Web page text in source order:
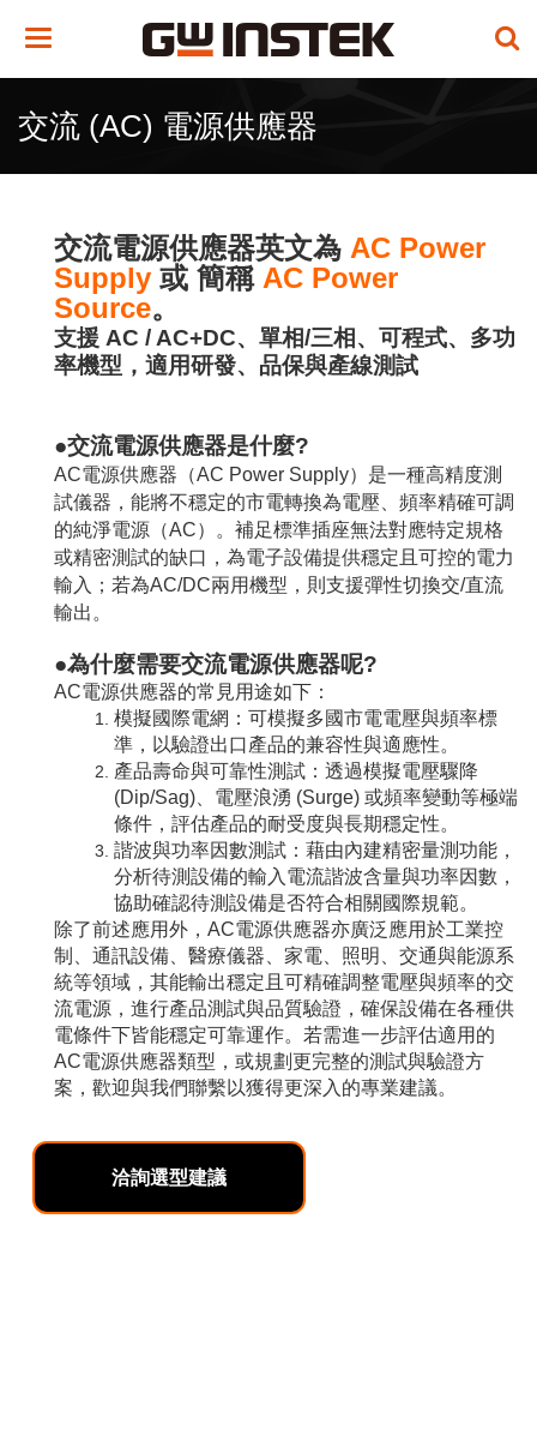
Toggle
交流 (AC) 電源供應器
交流電源供應器英文為 AC Power
Supply 或 簡稱 AC Power
Source。
支援 AC / AC+DC、單相/三相、可程式、多功
率機型，適用研發、品保與產線測試
●交流電源供應器是什麼?
AC電源供應器（AC Power Supply）是一種高精度測
試儀器，能將不穩定的市電轉換為電壓、頻率精確可調
的純淨電源（AC）。補足標準插座無法對應特定規格
或精密測試的缺口，為電子設備提供穩定且可控的電力
輸入；若為AC/DC兩用機型，則支援彈性切換交/直流
輸出。
●為什麼需要交流電源供應器呢?
AC電源供應器的常見用途如下：
模擬國際電網：可模擬多國市電電壓與頻率標
準，以驗證出口產品的兼容性與適應性。
產品壽命與可靠性測試：透過模擬電壓驟降
(Dip/Sag)、電壓浪湧 (Surge) 或頻率變動等極端
條件，評估產品的耐受度與長期穩定性。
諧波與功率因數測試：藉由內建精密量測功能，
分析待測設備的輸入電流諧波含量與功率因數，
協助確認待測設備是否符合相關國際規範。
除了前述應用外，AC電源供應器亦廣泛應用於工業控
制、通訊設備、醫療儀器、家電、照明、交通與能源系
統等領域，其能輸出穩定且可精確調整電壓與頻率的交
流電源，進行產品測試與品質驗證，確保設備在各種供
電條件下皆能穩定可靠運作。若需進一步評估適用的
AC電源供應器類型，或規劃更完整的測試與驗證方
案，歡迎與我們聯繫以獲得更深入的專業建議。
洽詢選型建議